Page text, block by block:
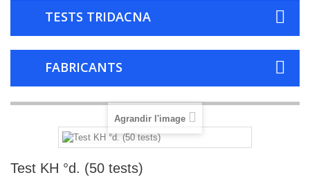
TESTS TRIDACNA
FABRICANTS
Agrandir l'image
Test KH °d. (50 tests)